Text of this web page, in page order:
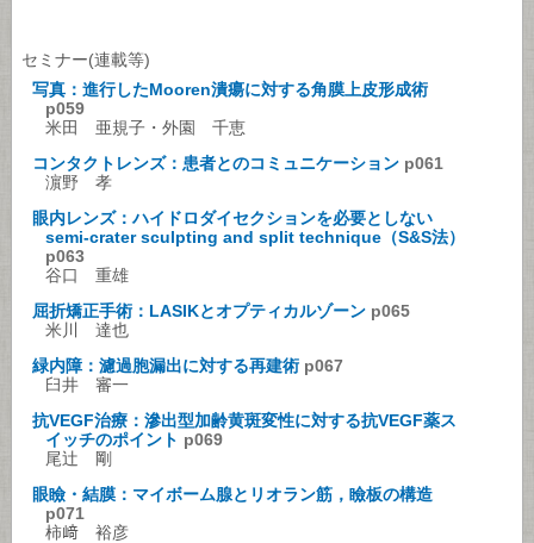
セミナー(連載等)
写真：進行したMooren潰瘍に対する角膜上皮形成術
p059
米田 亜規子・外園 千恵
コンタクトレンズ：患者とのコミュニケーション p061
濵野 孝
眼内レンズ：ハイドロダイセクションを必要としない
semi-crater sculpting and split technique（S&S法）
p063
谷口 重雄
屈折矯正手術：LASIKとオプティカルゾーン p065
米川 達也
緑内障：濾過胞漏出に対する再建術 p067
臼井 審一
抗VEGF治療：滲出型加齢黄斑変性に対する抗VEGF薬ス
イッチのポイント p069
尾辻 剛
眼瞼・結膜：マイボーム腺とリオラン筋，瞼板の構造
p071
柿﨑 裕彦